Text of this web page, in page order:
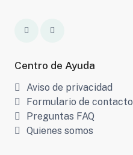
Centro de Ayuda
Aviso de privacidad
Formulario de contacto
Preguntas FAQ
Quienes somos